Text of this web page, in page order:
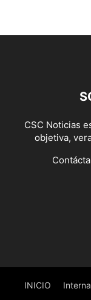
CSC Noticias
objetiva,
INICIO